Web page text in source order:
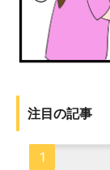
注目の記事